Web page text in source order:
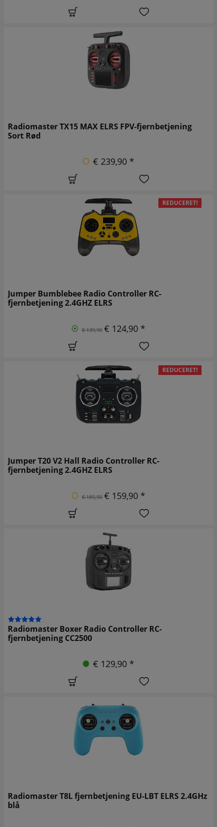
Radiomaster TX15 MAX ELRS FPV-fjernbetjening
Sort Rød
€ 239,90 *
REDUCERET!
Jumper Bumblebee Radio Controller RC-
fjernbetjening 2.4GHZ ELRS
€ 139,90 € 124,90 *
REDUCERET!
Jumper T20 V2 Hall Radio Controller RC-
fjernbetjening 2.4GHZ ELRS
€ 189,90 € 159,90 *
Radiomaster Boxer Radio Controller RC-
fjernbetjening CC2500
€ 129,90 *
Radiomaster T8L fjernbetjening EU-LBT ELRS 2.4GHz
blå